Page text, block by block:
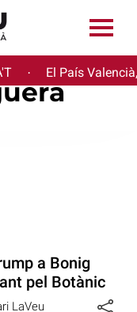
· El País
a Bonig
pel Botànic
LaVeu